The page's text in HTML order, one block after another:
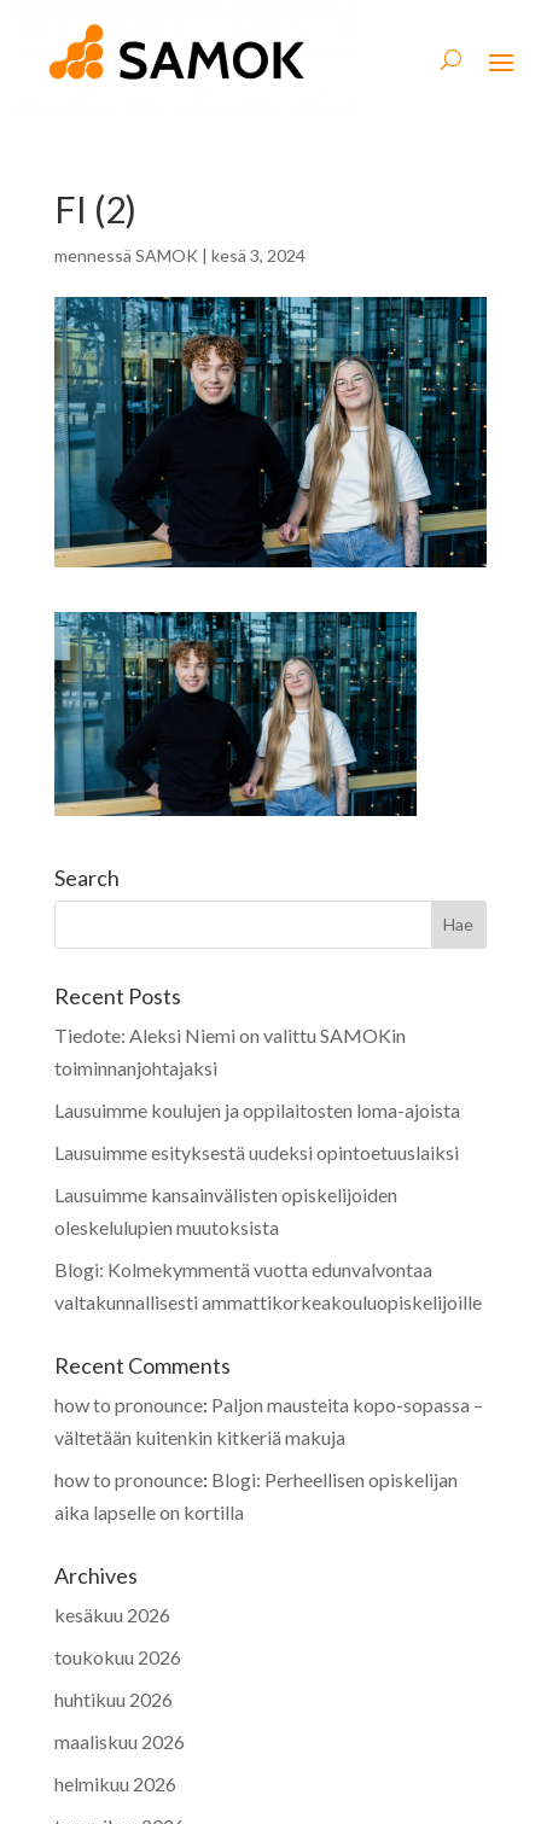
FI (2)
mennessä SAMOK | kesä 3, 2024
Search
Recent Posts
Tiedote: Aleksi Niemi on valittu SAMOKin
toiminnanjohtajaksi
Lausuimme koulujen ja oppilaitosten loma-ajoista
Lausuimme esityksestä uudeksi opintoetuuslaiksi
Lausuimme kansainvälisten opiskelijoiden
oleskelulupien muutoksista
Blogi: Kolmekymmentä vuotta edunvalvontaa
valtakunnallisesti ammattikorkeakouluopiskelijoille
Recent Comments
how to pronounce: Paljon mausteita kopo-sopassa –
vältetään kuitenkin kitkeriä makuja
how to pronounce: Blogi: Perheellisen opiskelijan
aika lapselle on kortilla
Archives
kesäkuu 2026
toukokuu 2026
huhtikuu 2026
maaliskuu 2026
helmikuu 2026